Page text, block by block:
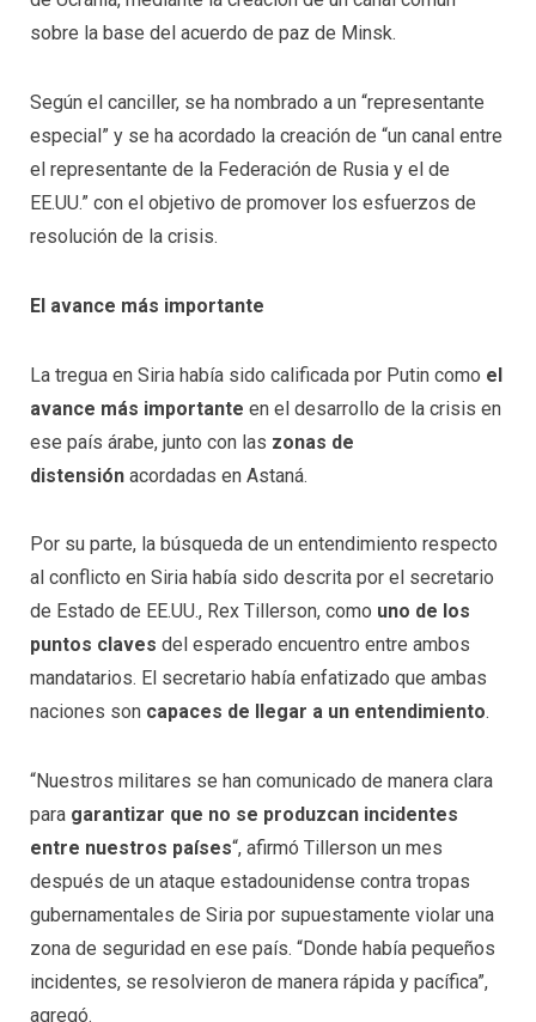
sobre la base del acuerdo de paz de Minsk.
Según el canciller, se ha nombrado a un “representante
especial” y se ha acordado la creación de “un canal entre
el representante de la Federación de Rusia y el de
EE.UU.” con el objetivo de promover los esfuerzos de
resolución de la crisis.
El avance más importante
La tregua en Siria había sido calificada por Putin como el
avance más importante en el desarrollo de la crisis en
ese país árabe, junto con las zonas de
distensión acordadas en Astaná.
Por su parte, la búsqueda de un entendimiento respecto
al conflicto en Siria había sido descrita por el secretario
de Estado de EE.UU., Rex Tillerson, como uno de los
puntos claves del esperado encuentro entre ambos
mandatarios. El secretario había enfatizado que ambas
naciones son capaces de llegar a un entendimiento.
“Nuestros militares se han comunicado de manera clara
para garantizar que no se produzcan incidentes
entre nuestros países“, afirmó Tillerson un mes
después de un ataque estadounidense contra tropas
gubernamentales de Siria por supuestamente violar una
zona de seguridad en ese país. “Donde había pequeños
incidentes, se resolvieron de manera rápida y pacífica”,
agregó.